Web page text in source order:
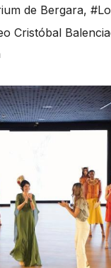
de Bergara,
Cristóbal